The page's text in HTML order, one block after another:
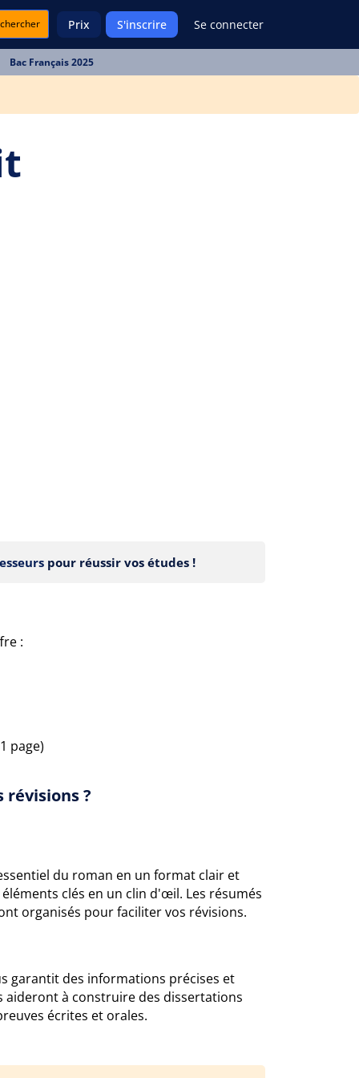
Prix S'inscrire Se connecter
Bac Français 2025
pour réussir vos études !
:
page)
révisions ?
du roman en un format clair et
clés en un clin d'œil. Les résumés
organisés pour faciliter vos révisions.
garantit des informations précises et
aideront à construire des dissertations
écrites et orales.